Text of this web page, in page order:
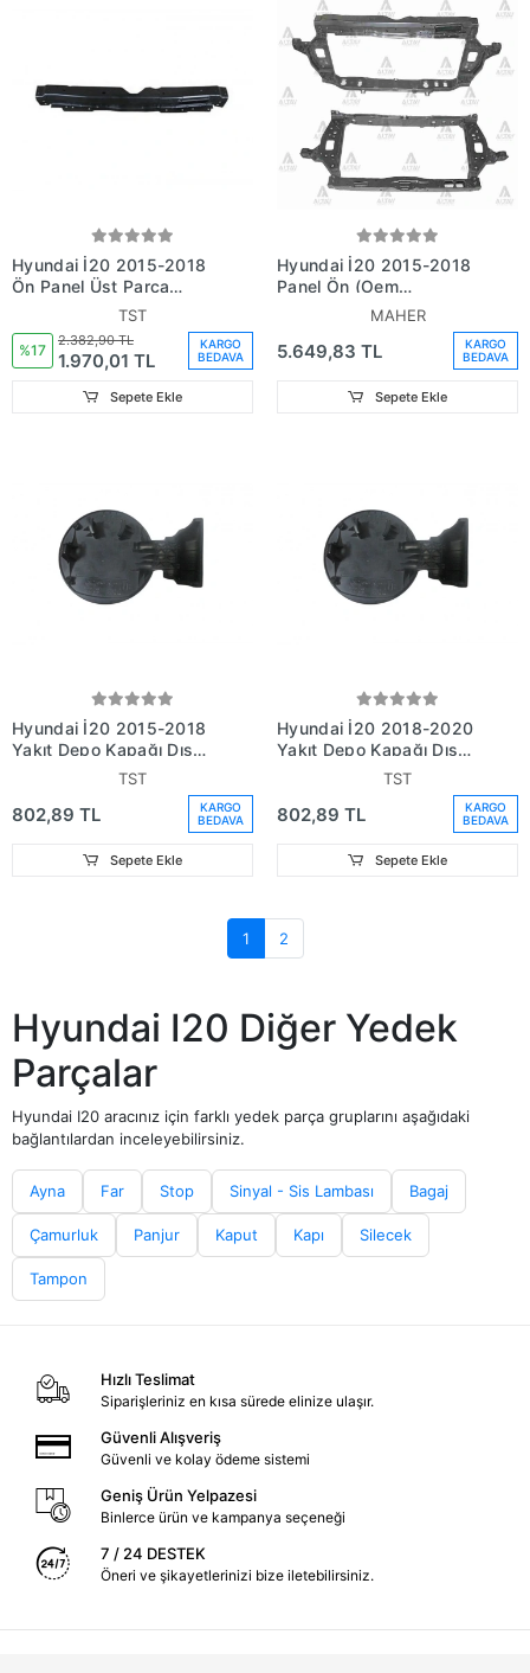
Hyundai İ20 2015-2018
Ön Panel Üst Parça
(Metal) (Adet)TST
%17
2.382,90 TL
1.970,01 TL
KARGO
BEDAVA
Sepete Ekle
Hyundai İ20 2015-2018
Panel Ön (Oem
No:64101C8000)
MAHER
5.649,83 TL
KARGO
BEDAVA
Sepete Ekle
Hyundai İ20 2015-2018
Yakıt Depo Kapağı Dış
(Oem No (69510C7000))
TST
802,89 TL
KARGO
BEDAVA
Sepete Ekle
Hyundai İ20 2018-2020
Yakıt Depo Kapağı Dış
(Oem No (69510C7000))
TST
802,89 TL
KARGO
BEDAVA
Sepete Ekle
1 2
Hyundai I20 Diğer Yedek
Parçalar
Hyundai I20 aracınız için farklı yedek parça gruplarını aşağıdaki
bağlantılardan inceleyebilirsiniz.
Ayna Far Stop Sinyal - Sis Lambası Bagaj
Çamurluk Panjur Kaput Kapı Silecek
Tampon
Hızlı Teslimat
Siparişleriniz en kısa sürede elinize ulaşır.
Güvenli Alışveriş
Güvenli ve kolay ödeme sistemi
Geniş Ürün Yelpazesi
Binlerce ürün ve kampanya seçeneği
7 / 24 DESTEK
Öneri ve şikayetlerinizi bize iletebilirsiniz.